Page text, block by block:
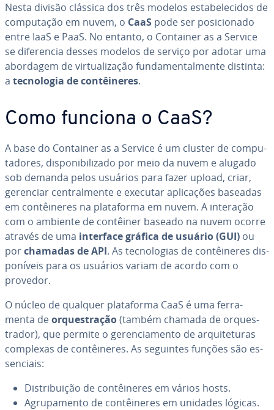
Nesta divisão clássica dos três modelos es­ta­be­le­ci­dos de
com­pu­ta­ção em nuvem, o CaaS pode ser po­si­ci­o­nado
entre IaaS e PaaS. No entanto, o Container as a Service
se di­fe­ren­cia desses modelos de serviço por adotar uma
abordagem de vir­tu­a­li­za­ção fun­da­men­tal­mente distinta:
a tec­no­lo­gia de con­têi­ne­res.
Como funciona o CaaS?
A base do Container as a Service é um cluster de com­pu­
ta­do­res, dis­po­ni­bi­li­zado por meio da nuvem e alugado
sob demanda pelos usuários para fazer upload, criar,
gerenciar cen­tral­mente e executar apli­ca­ções baseadas
em con­têi­ne­res na pla­ta­forma em nuvem. A interação
com o ambiente de contêiner baseado na nuvem ocorre
através de uma interface gráfica de usuário (GUI) ou
porchamadas de API. As tec­no­lo­gias de con­têi­ne­res dis­
po­ní­veis para os usuários variam de acordo com o
provedor.
O núcleo de qualquer pla­ta­forma CaaS é uma fer­ra­
menta deor­ques­tra­ção(também chamada de or­ques­
tra­dor), que permite o ge­ren­ci­a­mento de ar­qui­te­tu­ras
complexas de con­têi­ne­res. As seguintes funções são es­
sen­ci­ais:
Dis­tri­bui­ção de con­têi­ne­res em vários hosts.
Agru­pa­mento de con­têi­ne­res em unidades lógicas.